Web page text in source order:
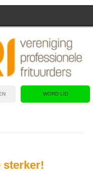
WORD LID
sterker!